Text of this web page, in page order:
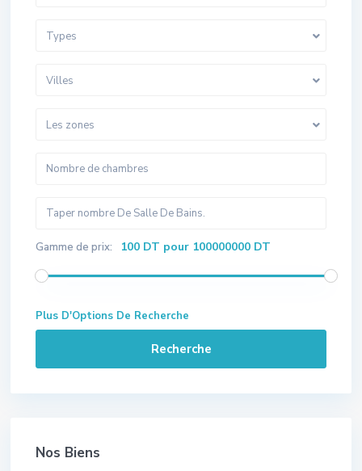
Types
Villes
Les zones
Gamme de prix: 100 DT pour 100000000 DT
Plus D'Options De Recherche
Recherche
Nos Biens